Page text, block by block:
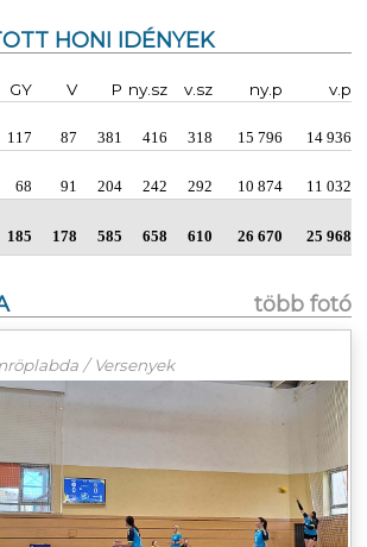
HONI IDÉNYEK
GY V P ny.sz v.sz ny.p
v.p
117 87 381 416 318 15 796 14 936
68 91 204 242 292 10 874 11 032
185 178 585 658 610 26 670 25 968
több fotó
/ Versenyek